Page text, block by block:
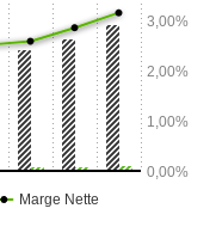
faveur du Groupe par
tout ceci soutenu
de biens et de
de l'Ingénierie, de la
tels que l'Immobilier,
Elle vise également
et à être un